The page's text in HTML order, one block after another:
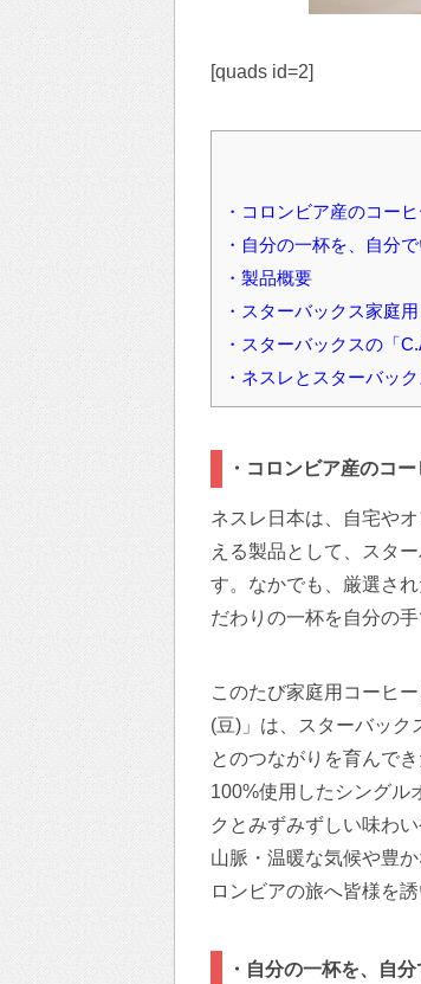
[quads id=2]
・コロンビア産のコー
・自分の一杯を、自分
・製品概要
・スターバックス家庭
・スターバックスの「
・ネスレとスターバッ
・コロンビア産のコ
ネスレ日本は、自宅や
える製品として、スタ
す。なかでも、厳選さ
だわりの一杯を自分の
このたび家庭用コーヒ
(豆)」は、スターバック
とのつながりを育んで
100%使用したシングル
クとみずみずしい味わ
山脈・温暖な気候や豊
ロンビアの旅へ皆様を誘
・自分の一杯を、自